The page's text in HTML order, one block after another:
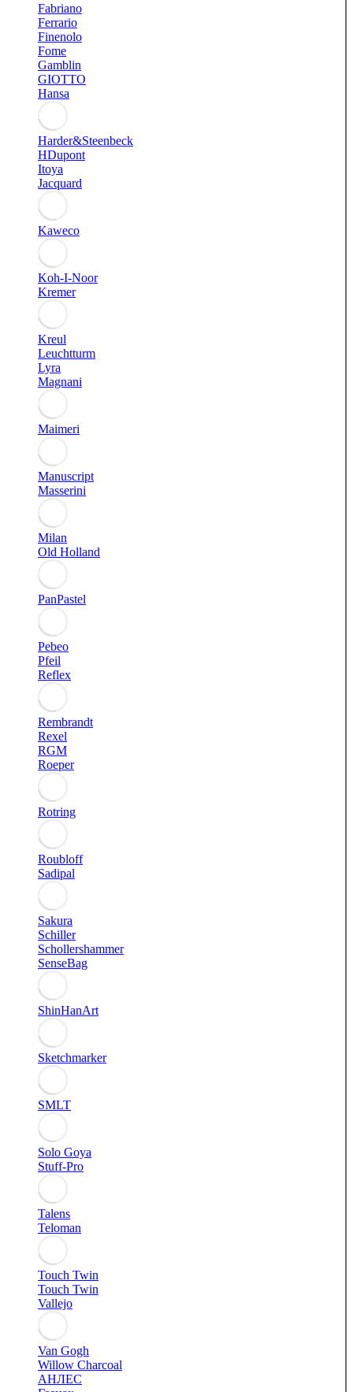
Fabriano
Ferrario
Finenolo
Fome
Gamblin
GIOTTO
Hansa
Harder&Steenbeck
HDupont
Itoya
Jacquard
Kaweco
Koh-I-Noor
Kremer
Kreul
Leuchtturm
Lyra
Magnani
Maimeri
Manuscript
Masserini
Milan
Old Holland
PanPastel
Pebeo
Pfeil
Reflex
Rembrandt
Rexel
RGM
Roeper
Rotring
Roubloff
Sadipal
Sakura
Schiller
Schollershammer
SenseBag
ShinHanArt
Sketchmarker
SMLT
Solo Goya
Stuff-Pro
Talens
Teloman
Touch Twin
Touch Twin
Vallejo
Van Gogh
Willow Charcoal
АНЛЕС